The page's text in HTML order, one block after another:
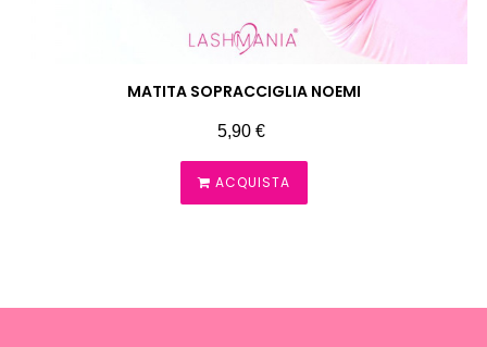
MATITA SOPRACCIGLIA NOEMI
Prezzo
5,90 €
ACQUISTA